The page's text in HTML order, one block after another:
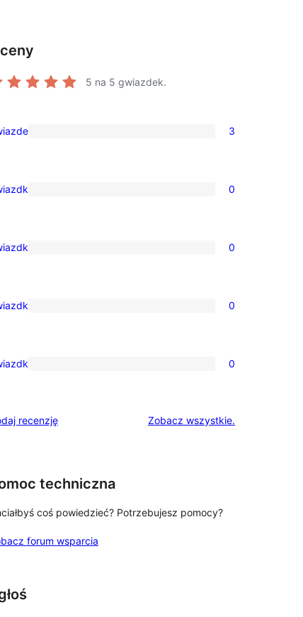
5 na 5 gwiazdek.
3
0
0
0
0
recenzję Zobacz wszystkierecenzje
.
techniczna
coś powiedzieć? Potrzebujesz pomocy?
forum wsparcia